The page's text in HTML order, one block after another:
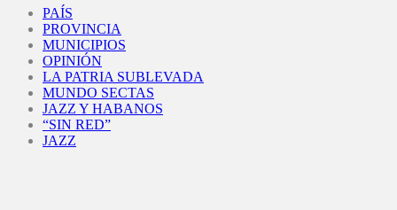
PAÍS
PROVINCIA
MUNICIPIOS
OPINIÓN
LA PATRIA SUBLEVADA
MUNDO SECTAS
JAZZ Y HABANOS
“SIN RED”
JAZZ